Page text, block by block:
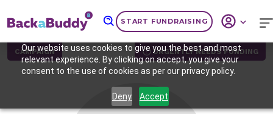
Our website uses cookies to give you the best and most
relevant experience. By clicking on accept, you give your
consent to the use of cookies as per our privacy policy.
Deny Accept
START FUNDRAISING
CAMPAIGN URGENTLY NEEDS FUNDING